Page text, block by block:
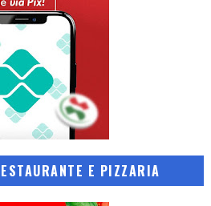
E PIZZARIA